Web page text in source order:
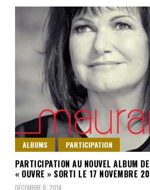
ALBUMS PARTICIPATION
PARTICIPATION AU NOUVEL ALBUM
« OUVRE » SORTI LE 17 NOVEMBRE
DÉCEMBRE 8, 2014